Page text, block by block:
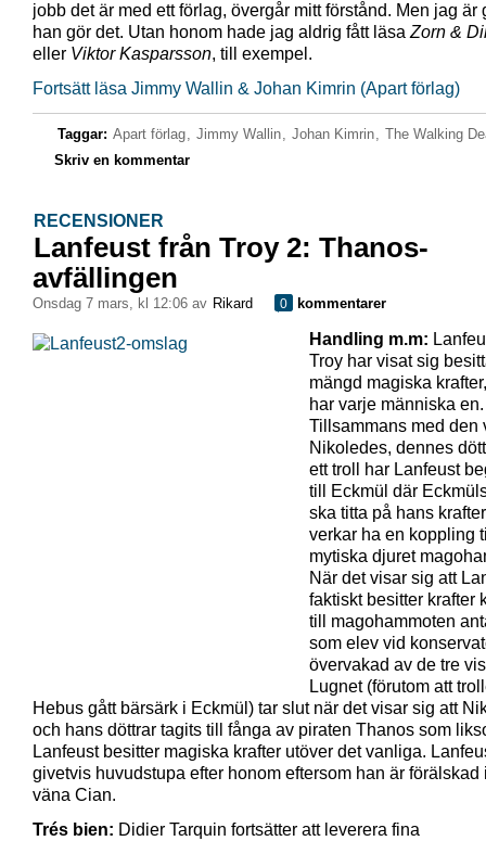
jobb det är med ett förlag, övergår mitt förstånd. Men jag är
han gör det. Utan honom hade jag aldrig fått läsa Zorn &
eller Viktor Kasparsson, till exempel.
Fortsätt läsa Jimmy Wallin & Johan Kimrin (Apart förlag)
Taggar: Apart förlag, Jimmy Wallin, Johan Kimrin, The Walking
Skriv en kommentar
RECENSIONER
Lanfeust från Troy 2: Thanos-
avfällingen
onsdag 7 mars, kl 12:06 av Rikard 0 kommentarer
Handling m.m:
Troy har visat sig
mängd magiska
har varje människa en.
Tillsammans med den
Nikoledes, dennes
ett troll har Lanfeust
till Eckmül där
ska titta på hans
verkar ha en koppling
mytiska djuret
När det visar sig att
faktiskt besitter krafter
till magohammoten
som elev vid
övervakad av de tre
Lugnet (förutom att
Hebus gått bärsärk i Eckmül) tar slut när det visar sig att
och hans döttrar tagits till fånga av piraten Thanos som
Lanfeust besitter magiska krafter utöver det vanliga.
givetvis huvudstupa efter honom eftersom han är förälskad
väna Cian.
Trés bien: Didier Tarquin fortsätter att leverera fina